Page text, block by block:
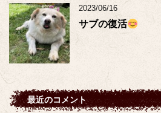
2023/06/16
サブの復活
最近のコメント